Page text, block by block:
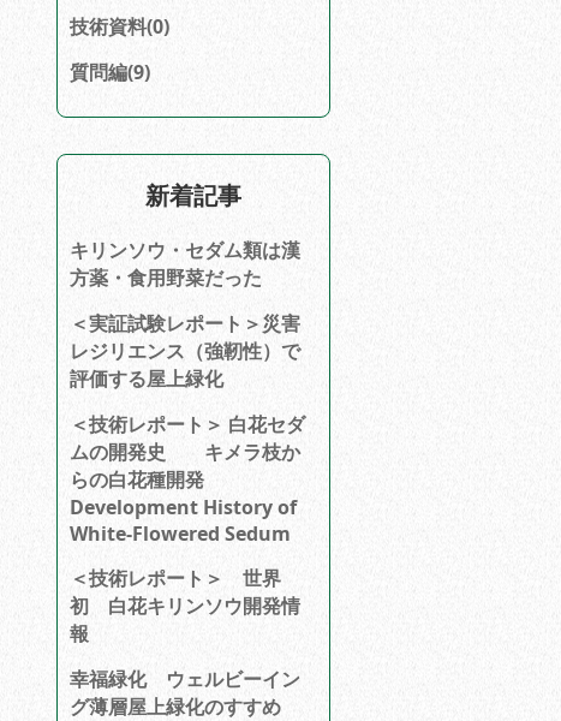
技術資料(0)
質問編(9)
新着記事
キリンソウ・セダム類は漢
方薬・食用野菜だった
＜実証試験レポート＞災害
レジリエンス（強靭性）で
評価する屋上緑化
＜技術レポート＞ 白花セダ
ムの開発史 キメラ枝か
らの白花種開発
Development History of
White-Flowered Sedum
＜技術レポート＞ 世界
初 白花キリンソウ開発情
報
幸福緑化 ウェルビーイン
グ薄層屋上緑化のすすめ